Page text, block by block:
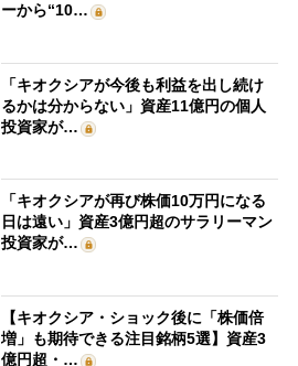
ーから“10…
「キオクシアが今後も利益を出し続け
るかは分からない」資産11億円の個人
投資家が…
「キオクシアが再び株価10万円になる
日は遠い」資産3億円超のサラリーマン
投資家が…
【キオクシア・ショック後に「株価倍
増」も期待できる注目銘柄5選】資産3
億円超・…